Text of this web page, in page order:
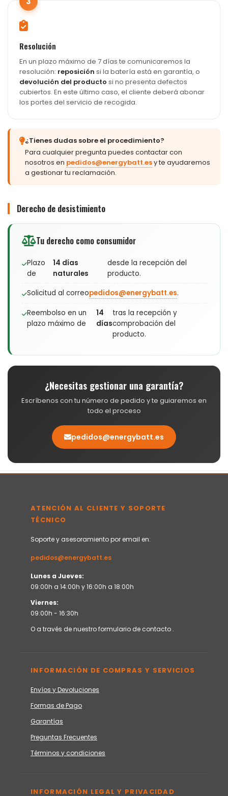
Resolución
En un plazo máximo de 7 días te comunicaremos la
resolución: reposición si la batería está en garantía, o
devolución del producto si no presenta defectos
cubiertos. En este último caso, el cliente deberá abonar
los portes del servicio de recogida.
¿Tienes dudas sobre el procedimiento?
Para cualquier pregunta puedes contactar con
nosotros en pedidos@energybatt.esy te ayudaremos
a gestionar tu reclamación.
Derecho de desistimiento
Tu derecho como consumidor
Plazo
de
14 días
naturales
desde la recepción del
producto.
Solicitud al correopedidos@energybatt.es.
Reembolso en un
plazo máximo de
14
días
tras la recepción y
comprobación del
producto.
¿Necesitas gestionar una garantía?
Escríbenos con tu número de pedido y te guiaremos en
todo el proceso
pedidos@energybatt.es
ATENCIÓN AL CLIENTE Y SOPORTE
TÉCNICO
Soporte y asesoramiento por email en:
pedidos@energybatt.es
Lunes a Jueves:
09:00h a 14:00h y 16:00h a 18:00h
Viernes:
09:00h - 16:30h
O a través de nuestroformulario de contacto .
INFORMACIÓN DE COMPRAS Y SERVICIOS
Envíos y Devoluciones
Formas de Pago
Garantías
Preguntas Frecuentes
Términos y condiciones
INFORMACIÓN LEGAL Y PRIVACIDAD